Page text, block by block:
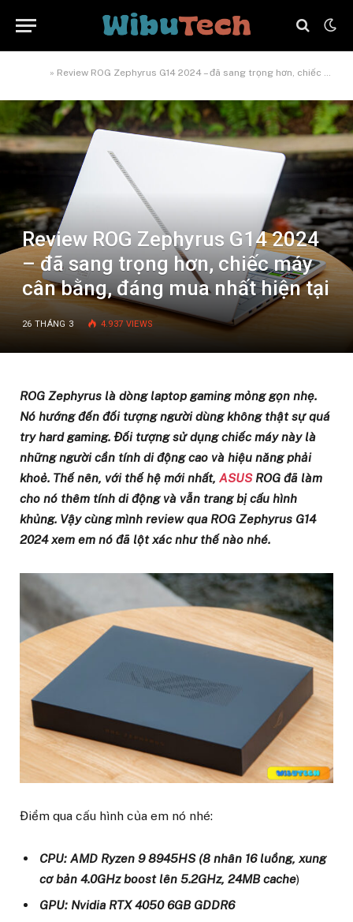
» Review ROG Zephyrus G14 2024 – đã sang trọng hơn, chiếc máy cân bằng, đáng mua nhất hiện tại
Review ROG Zephyrus G14 2024
– đã sang trọng hơn, chiếc máy
cân bằng, đáng mua nhất hiện tại
26 THÁNG 3 4.937 VIEWS
ROG Zephyrus là dòng laptop gaming mỏng gọn nhẹ.
Nó hướng đến đối tượng người dùng không thật sự quá
try hard gaming. Đối tượng sử dụng chiếc máy này là
những người cần tính di động cao và hiệu năng phải
khoẻ. Thế nên, với thế hệ mới nhất, ASUSROG đã làm
cho nó thêm tính di động và vẫn trang bị cấu hình
khủng. Vậy cùng mình review qua ROG Zephyrus G14
2024 xem em nó đã lột xác như thế nào nhé.
Điểm qua cấu hình của em nó nhé:
CPU: AMD Ryzen 9 8945HS (8 nhân 16 luồng, xung
cơ bản 4.0GHz boost lên 5.2GHz, 24MB cache)
GPU: Nvidia RTX 4050 6GB GDDR6